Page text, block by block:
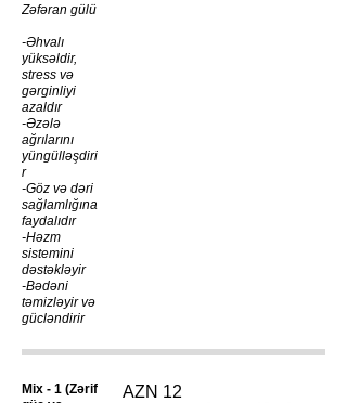
Zəfəran gülü
-Əhvalı
yüksəldir,
stress və
gərginliyi
azaldır
-Əzələ
ağrılarını
yüngülləşdiri
r
-Göz və dəri
sağlamlığına
faydalıdır
-Həzm
sistemini
dəstəkləyir
-Bədəni
təmizləyir və
gücləndirir
Mix - 1 (Zərif
AZN 12